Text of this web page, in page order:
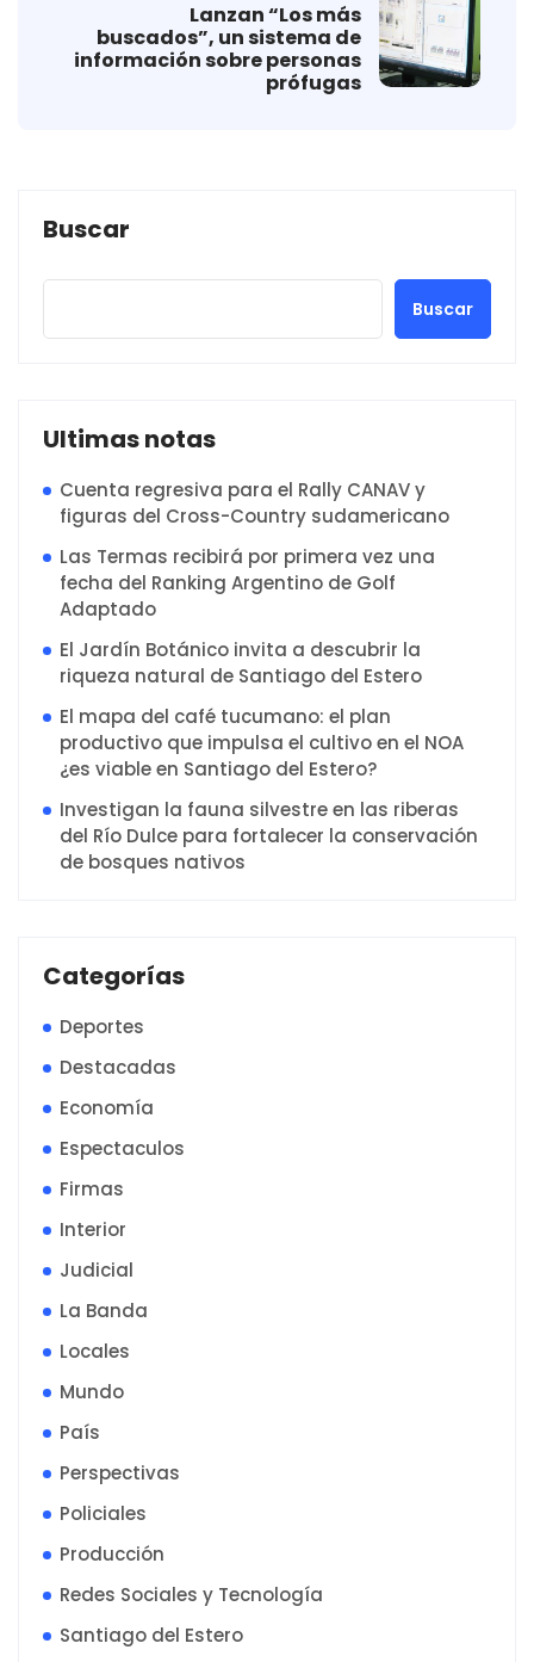
Lanzan “Los más
buscados”, un sistema de
información sobre personas
prófugas
Buscar
Buscar
Ultimas notas
Cuenta regresiva para el Rally CANAV y
figuras del Cross-Country sudamericano
Las Termas recibirá por primera vez una
fecha del Ranking Argentino de Golf
Adaptado
El Jardín Botánico invita a descubrir la
riqueza natural de Santiago del Estero
El mapa del café tucumano: el plan
productivo que impulsa el cultivo en el NOA
¿es viable en Santiago del Estero?
Investigan la fauna silvestre en las riberas
del Río Dulce para fortalecer la conservación
de bosques nativos
Categorías
Deportes
Destacadas
Economía
Espectaculos
Firmas
Interior
Judicial
La Banda
Locales
Mundo
País
Perspectivas
Policiales
Producción
Redes Sociales y Tecnología
Santiago del Estero